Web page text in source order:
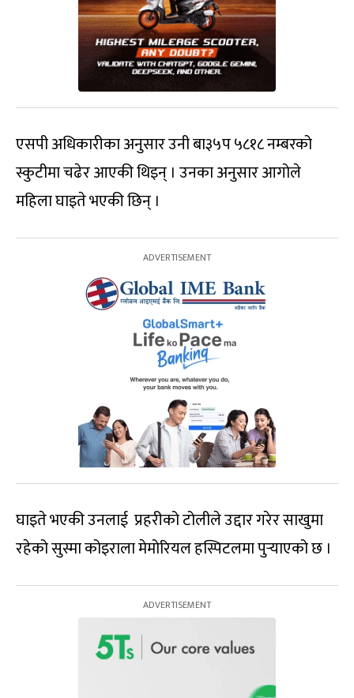
एसपी अधिकारीका अनुसार उनी बा३५प ५८१८ नम्बरको
स्कुटीमा चढेर आएकी थिइन् । उनका अनुसार आगोले
महिला घाइते भएकी छिन् ।
घाइते भएकी उनलाई प्रहरीको टोलीले उद्दार गरेर साखुमा
रहेको सुस्मा कोइराला मेमोरियल हस्पिटलमा पुर्‍याएको छ ।